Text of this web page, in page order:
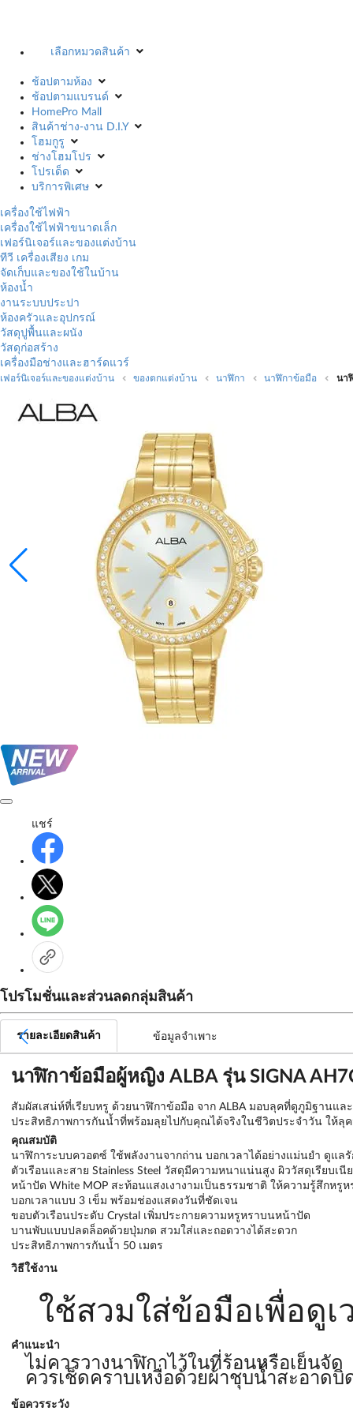
เลือกหมวดสินค้า
ช้อปตามห้อง
ช้อปตามแบรนด์
HomePro Mall
สินค้าช่าง-งาน D.I.Y
โฮมกูรู
ช่างโฮมโปร
โปรเด็ด
บริการพิเศษ
เครื่องใช้ไฟฟ้า
เครื่องใช้ไฟฟ้าขนาดเล็ก
เฟอร์นิเจอร์และของแต่งบ้าน
ทีวี เครื่องเสียง เกม
จัดเก็บและของใช้ในบ้าน
ห้องน้ำ
งานระบบประปา
ห้องครัวและอุปกรณ์
วัสดุปูพื้นและผนัง
วัสดุก่อสร้าง
เครื่องมือช่างและฮาร์ดแวร์
เฟอร์นิเจอร์และของแต่งบ้าน ของตกแต่งบ้าน นาฬิกา นาฬิกาข้อมือ นา
แชร์
โปรโมชั่นและส่วนลดกลุ่มสินค้า
รายละเอียดสินค้า ข้อมูลจำเพาะ
นาฬิกาข้อมือผู้หญิง ALBA รุ่น SIGNA
สัมผัสเสน่ห์ที่เรียบหรู ด้วยนาฬิกาข้อมือ จาก ALBA มอบลุคที่ดูภูมิฐานแ
ประสิทธิภาพการกันน้ำที่พร้อมลุยไปกับคุณได้จริงในชีวิตประจำวัน ให้
คุณสมบัติ
นาฬิการะบบควอตซ์ ใช้พลังงานจากถ่าน บอกเวลาได้อย่างแม่นยำ ดูแลรั
ตัวเรือนและสาย Stainless Steel วัสดุมีความหนาแน่นสูง ผิววัสดุเรียบเนี
หน้าปัด White MOP สะท้อนแสงเงางามเป็นธรรมชาติ ให้ความรู้สึกหรูห
บอกเวลาแบบ 3 เข็ม พร้อมช่องแสดงวันที่ชัดเจน
ขอบตัวเรือนประดับ Crystal เพิ่มประกายความหรูหราบนหน้าปัด
บานพับแบบปลดล็อคด้วยปุ่มกด สวมใส่และถอดวางได้สะดวก
ประสิทธิภาพการกันน้ำ 50 เมตร
วิธีใช้งาน
ใช้สวมใส่ข้อมือเพื่อดูเ
คำแนะนำ
ไม่ควรวางนาฬิกาไว้ในที่ร้อนหรือเย็นจัด
ควรเช็ดคราบเหงื่อด้วยผ้าชุบน้ำสะอาด
ข้อควรระวัง